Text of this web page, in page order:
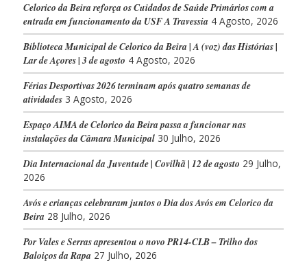
Celorico da Beira reforça os Cuidados de Saúde Primários com a
entrada em funcionamento da USF A Travessia 4 Agosto, 2026
Biblioteca Municipal de Celorico da Beira | A (voz) das Histórias |
Lar de Açores | 3 de agosto 4 Agosto, 2026
Férias Desportivas 2026 terminam após quatro semanas de
atividades 3 Agosto, 2026
Espaço AIMA de Celorico da Beira passa a funcionar nas
instalações da Câmara Municipal 30 Julho, 2026
Dia Internacional da Juventude | Covilhã | 12 de agosto 29 Julho,
2026
Avós e crianças celebraram juntos o Dia dos Avós em Celorico da
Beira 28 Julho, 2026
Por Vales e Serras apresentou o novo PR14-CLB – Trilho dos
Baloiços da Rapa 27 Julho, 2026